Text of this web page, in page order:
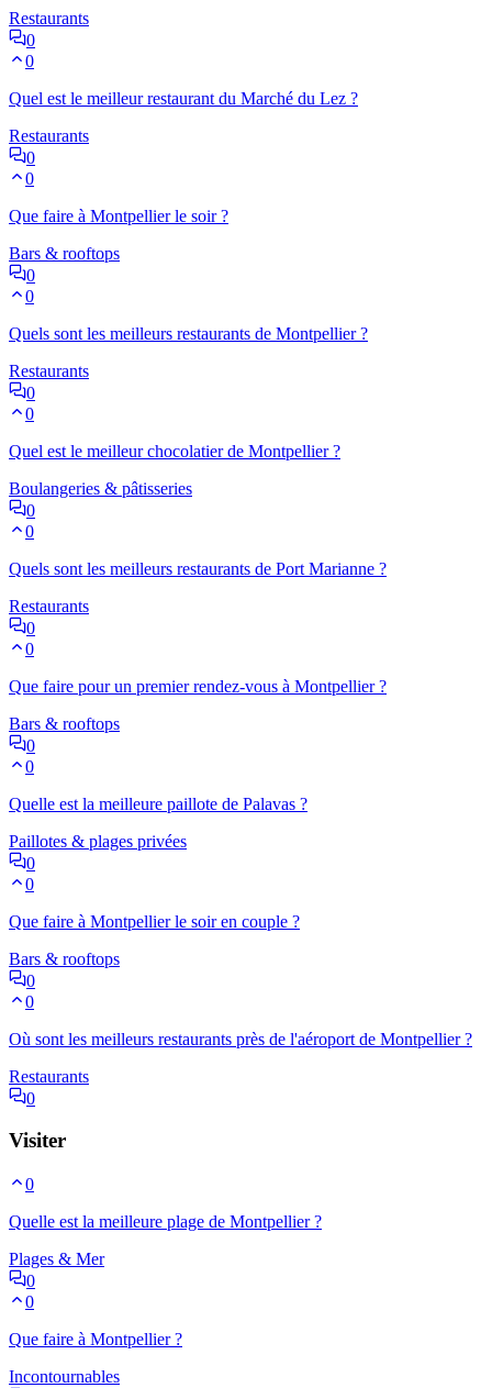
Restaurants
0
0
Quel est le meilleur restaurant du Marché du Lez ?
Restaurants
0
0
Que faire à Montpellier le soir ?
Bars & rooftops
0
0
Quels sont les meilleurs restaurants de Montpellier ?
Restaurants
0
0
Quel est le meilleur chocolatier de Montpellier ?
Boulangeries & pâtisseries
0
0
Quels sont les meilleurs restaurants de Port Marianne ?
Restaurants
0
0
Que faire pour un premier rendez-vous à Montpellier ?
Bars & rooftops
0
0
Quelle est la meilleure paillote de Palavas ?
Paillotes & plages privées
0
0
Que faire à Montpellier le soir en couple ?
Bars & rooftops
0
0
Où sont les meilleurs restaurants près de l'aéroport de Montpellier ?
Restaurants
0
Visiter
0
Quelle est la meilleure plage de Montpellier ?
Plages & Mer
0
0
Que faire à Montpellier ?
Incontournables